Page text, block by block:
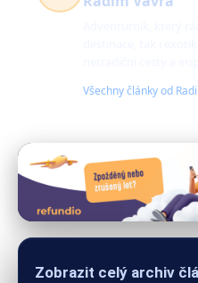
Všechny články od
Zobrazit celý archiv